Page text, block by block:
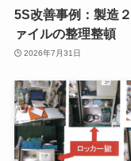
5S改善事例：製造
ァイルの整理整頓
2026年7月31日